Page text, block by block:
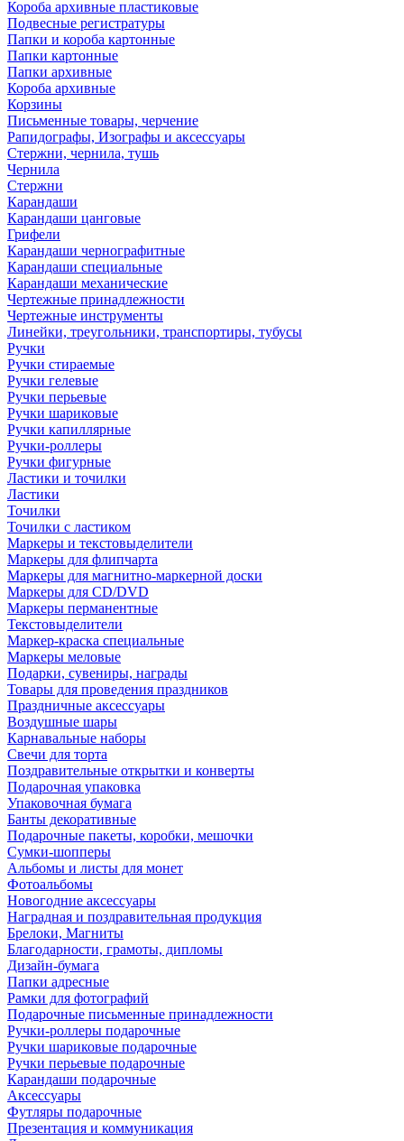
Короба архивные пластиковые
Подвесные регистратуры
Папки и короба картонные
Папки картонные
Папки архивные
Короба архивные
Корзины
Письменные товары, черчение
Рапидографы, Изографы и аксессуары
Стержни, чернила, тушь
Чернила
Стержни
Карандаши
Карандаши цанговые
Грифели
Карандаши чернографитные
Карандаши специальные
Карандаши механические
Чертежные принадлежности
Чертежные инструменты
Линейки, треугольники, транспортиры, тубусы
Ручки
Ручки стираемые
Ручки гелевые
Ручки перьевые
Ручки шариковые
Ручки капиллярные
Ручки-роллеры
Ручки фигурные
Ластики и точилки
Ластики
Точилки
Точилки с ластиком
Маркеры и текстовыделители
Маркеры для флипчарта
Маркеры для магнитно-маркерной доски
Маркеры для CD/DVD
Маркеры перманентные
Текстовыделители
Маркер-краска специальные
Маркеры меловые
Подарки, сувениры, награды
Товары для проведения праздников
Праздничные аксессуары
Воздушные шары
Карнавальные наборы
Свечи для торта
Поздравительные открытки и конверты
Подарочная упаковка
Упаковочная бумага
Банты декоративные
Подарочные пакеты, коробки, мешочки
Сумки-шопперы
Альбомы и листы для монет
Фотоальбомы
Новогодние аксессуары
Наградная и поздравительная продукция
Брелоки, Магниты
Благодарности, грамоты, дипломы
Дизайн-бумага
Папки адресные
Рамки для фотографий
Подарочные письменные принадлежности
Ручки-роллеры подарочные
Ручки шариковые подарочные
Ручки перьевые подарочные
Карандаши подарочные
Аксессуары
Футляры подарочные
Презентация и коммуникация